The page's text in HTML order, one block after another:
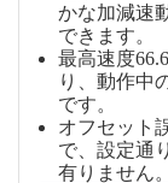
かな加減速
できます。
最高速度
り、動作中
です。
オフセット
で、設定通
有りません。